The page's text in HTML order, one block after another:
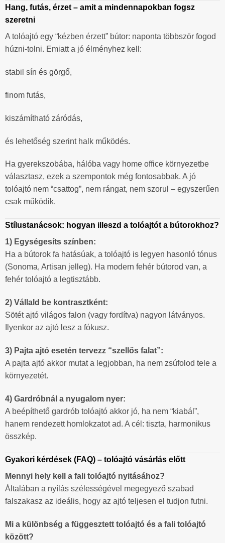
Hang, futás, érzet – amit a mindennapokban fogsz
szeretni
A tolóajtó egy “kézben érzett” bútor: naponta többször fogod
húzni-tolni. Emiatt a jó élményhez kell:
stabil sín és görgő,
finom futás,
kiszámítható záródás,
és lehetőség szerint halk működés.
Ha gyerekszobába, hálóba vagy home office környezetbe
választasz, ezek a szempontok még fontosabbak. A jó
tolóajtó nem “csattog”, nem rángat, nem szorul – egyszerűen
csak működik.
Stílustanácsok: hogyan illeszd a tolóajtót a bútorokhoz?
1) Egységesíts színben:
Ha a bútorok fa hatásúak, a tolóajtó is legyen hasonló tónus
(Sonoma, Artisan jelleg). Ha modern fehér bútorod van, a
fehér tolóajtó a legtisztább.
2) Vállald be kontrasztként:
Sötét ajtó világos falon (vagy fordítva) nagyon látványos.
Ilyenkor az ajtó lesz a fókusz.
3) Pajta ajtó esetén tervezz “szellős falat”:
A pajta ajtó akkor mutat a legjobban, ha nem zsúfolod tele a
környezetét.
4) Gardróbnál a nyugalom nyer:
A beépíthető gardrób tolóajtó akkor jó, ha nem “kiabál”,
hanem rendezett homlokzatot ad. A cél: tiszta, harmonikus
összkép.
Gyakori kérdések (FAQ) – tolóajtó vásárlás előtt
Mennyi hely kell a fali tolóajtó nyitásához?
Általában a nyílás szélességével megegyező szabad
falszakasz az ideális, hogy az ajtó teljesen el tudjon futni.
Mi a különbség a függesztett tolóajtó és a fali tolóajtó
között?